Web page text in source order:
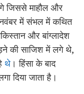
जिससे माहौल और
नवंबर में संभल में कथित
और बांग्लादेश
की साजिश में लगे थे,
थे । हिंसा के बाद
दिया जाता है।